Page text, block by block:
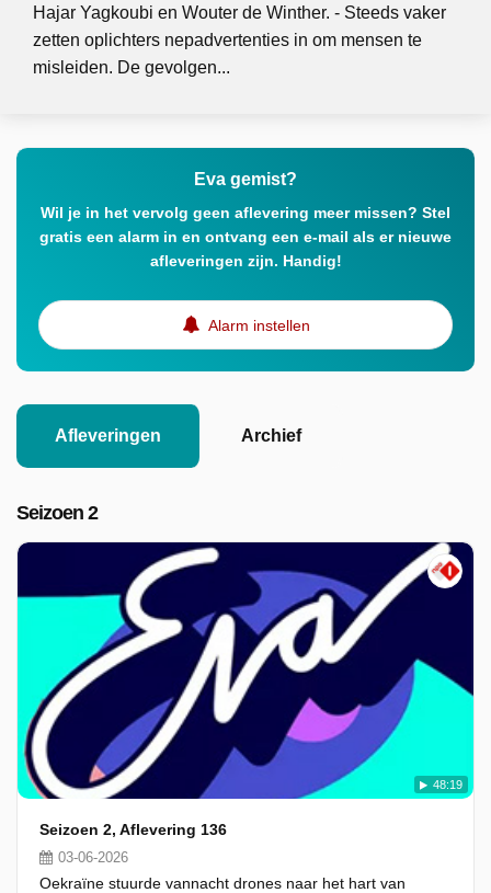
Hajar Yagkoubi en Wouter de Winther. - Steeds vaker
zetten oplichters nepadvertenties in om mensen te
misleiden. De gevolgen...
Eva gemist?
Wil je in het vervolg geen aflevering meer missen? Stel
gratis een alarm in en ontvang een e-mail als er nieuwe
afleveringen zijn. Handig!
Alarm instellen
Afleveringen Archief
Seizoen 2
48:19
Seizoen 2, Aflevering 136
03-06-2026
Oekraïne stuurde vannacht drones naar het hart van